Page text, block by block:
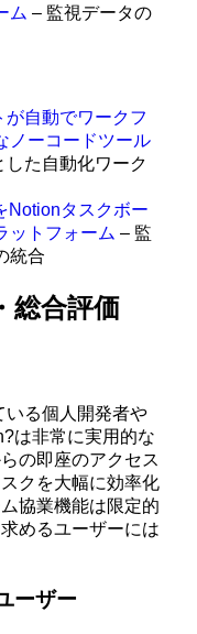
ム – 監視データの
が自動でワークフ
ノーコードツール
た自動化ワーク
Notionタスクボー
ットフォーム – 監
統合
総合評価
いる個人開発者や
は非常に実用的な
の即座のアクセス
クを大幅に効率化
協業機能は限定的
めるユーザーには
ーザー